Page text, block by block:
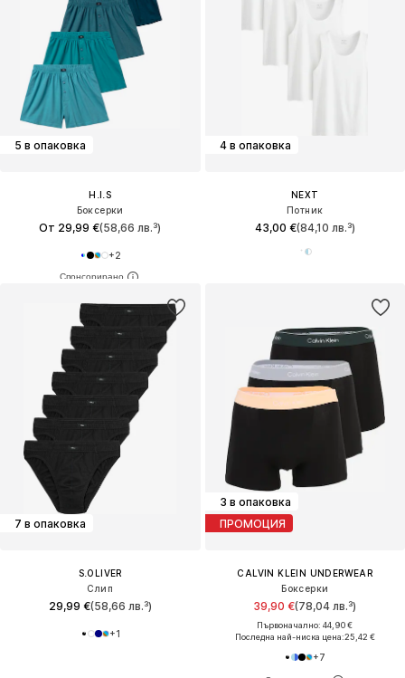
5 в опаковка
H.I.S
Боксерки
От 29,99 €(58,66 лв.³)
+2
4 в опаковка
NEXT
Потник
43,00 €(84,10 лв.³)
7 в опаковка
S.OLIVER
Слип
29,99 €(58,66 лв.³)
+1
3 в опаковка
ПРОМОЦИЯ
CALVIN KLEIN UNDERWEAR
Боксерки
39,90 €(78,04 лв.³)
Първоначално: 44,90 €
Последна най-ниска цена:25,42 €
+7